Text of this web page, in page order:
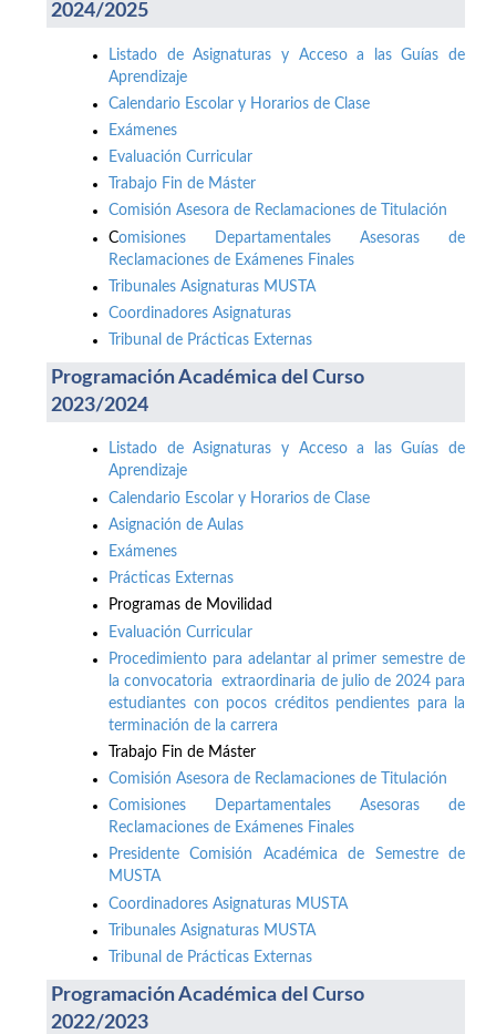
2024/2025
Listado de Asignaturas y Acceso a las Guías de
Aprendizaje
Calendario Escolar y Horarios de Clase
Exámenes
Evaluación Curricular
Trabajo Fin de Máster
Comisión Asesora de Reclamaciones de Titulación
Comisiones Departamentales Asesoras de
Reclamaciones de Exámenes Finales
Tribunales Asignaturas MUSTA
Coordinadores Asignaturas
Tribunal de Prácticas Externas
Programación Académica del Curso
2023/2024
Listado de Asignaturas y Acceso a las Guías de
Aprendizaje
Calendario Escolar y Horarios de Clase
Asignación de Aulas
Exámenes
Prácticas Externas
Programas de Movilidad
Evaluación Curricular
Procedimiento para adelantar al primer semestre de
la convocatoria extraordinaria de julio de 2024 para
estudiantes con pocos créditos pendientes para la
terminación de la carrera
Trabajo Fin de Máster
Comisión Asesora de Reclamaciones de Titulación
Comisiones Departamentales Asesoras de
Reclamaciones de Exámenes Finales
Presidente Comisión Académica de Semestre de
MUSTA
Coordinadores Asignaturas MUSTA
Tribunales Asignaturas MUSTA
Tribunal de Prácticas Externas
Programación Académica del Curso
2022/2023